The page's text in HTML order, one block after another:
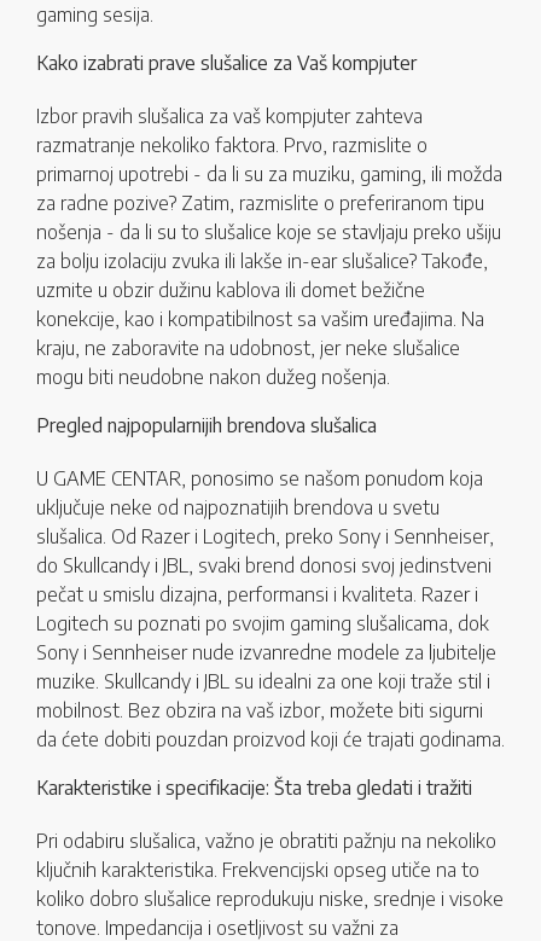
gaming sesija.
Kako izabrati prave slušalice za Vaš kompjuter
Izbor pravih slušalica za vaš kompjuter zahteva
razmatranje nekoliko faktora. Prvo, razmislite o
primarnoj upotrebi - da li su za muziku, gaming, ili možda
za radne pozive? Zatim, razmislite o preferiranom tipu
nošenja - da li su to slušalice koje se stavljaju preko ušiju
za bolju izolaciju zvuka ili lakše in-ear slušalice? Takođe,
uzmite u obzir dužinu kablova ili domet bežične
konekcije, kao i kompatibilnost sa vašim uređajima. Na
kraju, ne zaboravite na udobnost, jer neke slušalice
mogu biti neudobne nakon dužeg nošenja.
Pregled najpopularnijih brendova slušalica
U GAME CENTAR, ponosimo se našom ponudom koja
uključuje neke od najpoznatijih brendova u svetu
slušalica. Od Razer i Logitech, preko Sony i Sennheiser,
do Skullcandy i JBL, svaki brend donosi svoj jedinstveni
pečat u smislu dizajna, performansi i kvaliteta. Razer i
Logitech su poznati po svojim gaming slušalicama, dok
Sony i Sennheiser nude izvanredne modele za ljubitelje
muzike. Skullcandy i JBL su idealni za one koji traže stil i
mobilnost. Bez obzira na vaš izbor, možete biti sigurni
da ćete dobiti pouzdan proizvod koji će trajati godinama.
Karakteristike i specifikacije: Šta treba gledati i tražiti
Pri odabiru slušalica, važno je obratiti pažnju na nekoliko
ključnih karakteristika. Frekvencijski opseg utiče na to
koliko dobro slušalice reprodukuju niske, srednje i visoke
tonove. Impedancija i osetljivost su važni za